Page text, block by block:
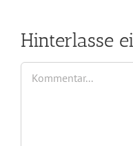
Hinterlasse
Kommentar